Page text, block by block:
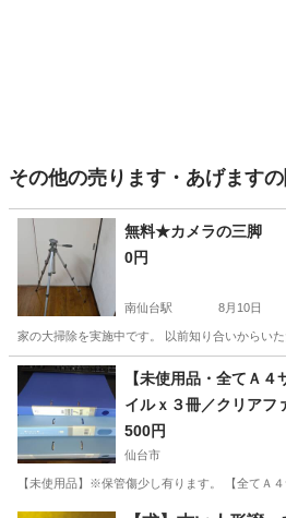
その他の売ります・あげます
無料★カメラの三脚
0円
南仙台駅 8月10日
家の大掃除を実施中です。 以前知り合いからい
宮城 仙台市 南仙台駅 その他
【未使用品・全てＡ
イルｘ３冊／クリアフ
500円
仙台市
【未使用品】※保管傷少し有ります。 【全てＡ